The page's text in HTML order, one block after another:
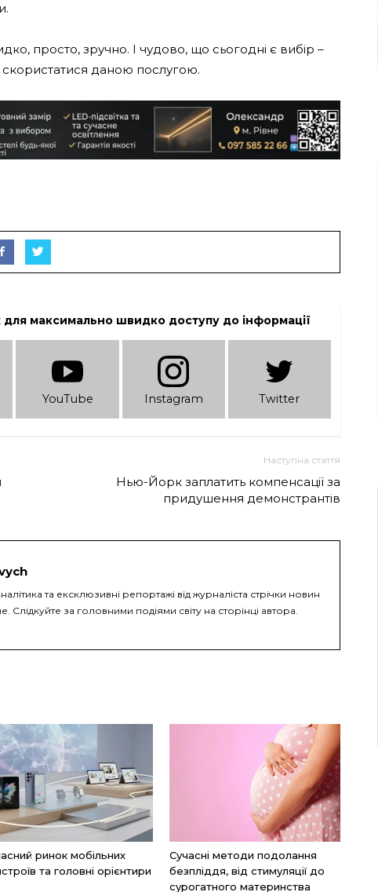
просто, зручно. І чудово, що сьогодні є вибір –
даною послугою.
максимально швидко доступу до інформації
YouTube Instagram Twitter
Наступна стаття
Нью-Йорк заплатить компенсації за
придушення демонстрантів
та ексклюзивні репортажі від журналіста стрічки новин
Слідкуйте за головними подіями світу на сторінці автора.
ринок мобільних
та головні орієнтири
Сучасні методи подолання
безпліддя, від стимуляції до
сурогатного материнства